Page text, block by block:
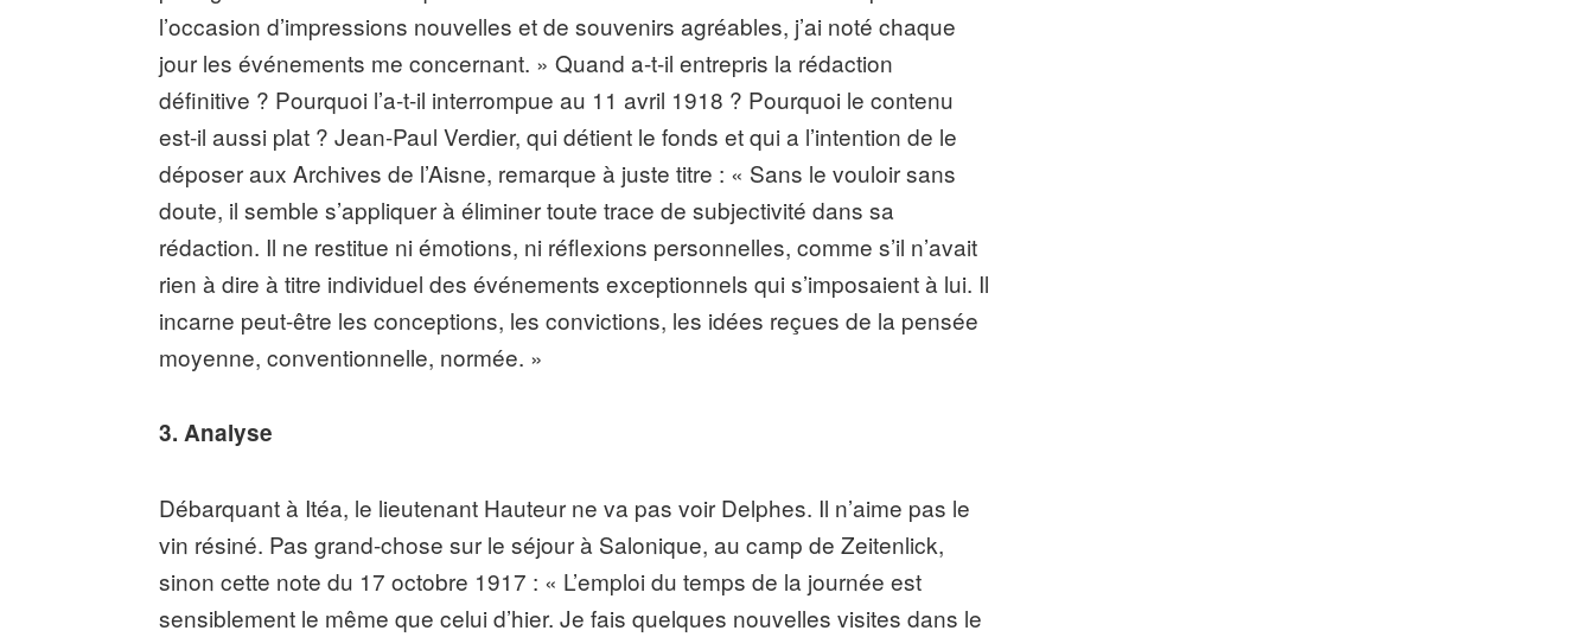
l’occasion d’impressions nouvelles et de souvenirs agréables, j’ai noté chaque
jour les événements me concernant. » Quand a-t-il entrepris la rédaction
définitive ? Pourquoi l’a-t-il interrompue au 11 avril 1918 ? Pourquoi le contenu
est-il aussi plat ? Jean-Paul Verdier, qui détient le fonds et qui a l’intention de le
déposer aux Archives de l’Aisne, remarque à juste titre : « Sans le vouloir sans
doute, il semble s’appliquer à éliminer toute trace de subjectivité dans sa
rédaction. Il ne restitue ni émotions, ni réflexions personnelles, comme s’il n’avait
rien à dire à titre individuel des événements exceptionnels qui s’imposaient à lui. Il
incarne peut-être les conceptions, les convictions, les idées reçues de la pensée
moyenne, conventionnelle, normée. »
3. Analyse
Débarquant à Itéa, le lieutenant Hauteur ne va pas voir Delphes. Il n’aime pas le
vin résiné. Pas grand-chose sur le séjour à Salonique, au camp de Zeitenlick,
sinon cette note du 17 octobre 1917 : « L’emploi du temps de la journée est
sensiblement le même que celui d’hier. Je fais quelques nouvelles visites dans le